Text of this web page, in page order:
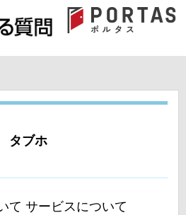
タブホ
て サービスについて